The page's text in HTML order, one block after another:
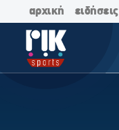
αρχική ειδήσεις